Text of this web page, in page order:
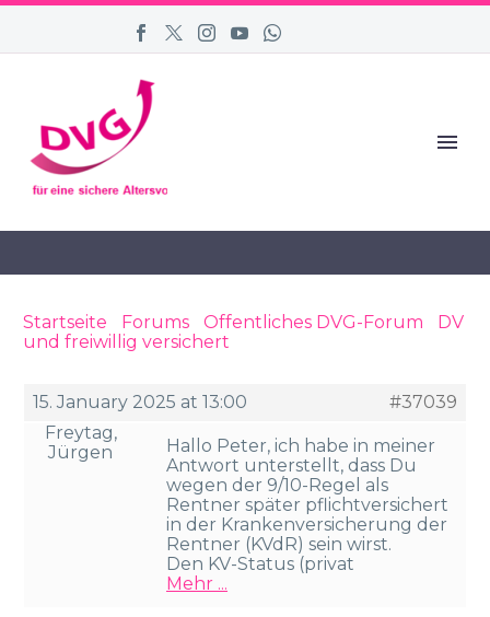
Startseite Forums Öffentliches DVG-Forum
DV
und freiwillig versichert
15. January 2025 at 13:00
#37039
Freytag,
Jürgen
Hallo Peter, ich habe in meiner
Antwort unterstellt, dass Du
wegen der 9/10-Regel als
Rentner später pflichtversichert
in der Krankenversicherung der
Rentner (KVdR) sein wirst.
Den KV-Status (privat
Mehr ...